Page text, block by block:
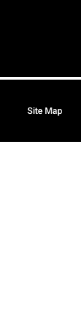
Site Map